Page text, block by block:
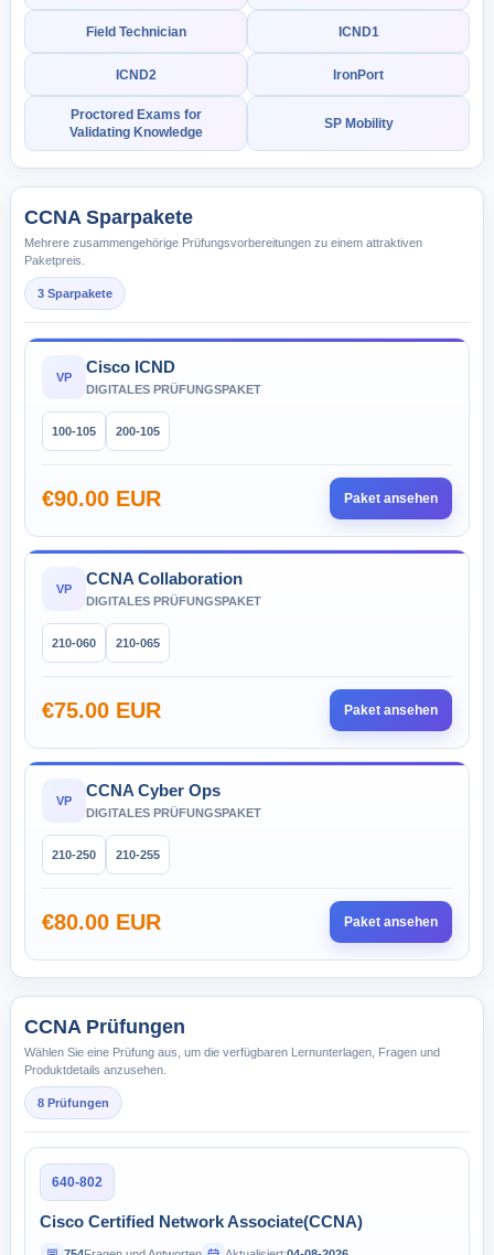
Field Technician ICND1
ICND2 IronPort
Proctored Exams for
Validating Knowledge
SP Mobility
CCNA Sparpakete
Mehrere zusammengehörige Prüfungsvorbereitungen zu einem attraktiven
Paketpreis.
3 Sparpakete
VP
Cisco ICND
DIGITALES PRÜFUNGSPAKET
100-105 200-105
€90.00 EUR Paket ansehen
VP
CCNA Collaboration
DIGITALES PRÜFUNGSPAKET
210-060 210-065
€75.00 EUR Paket ansehen
VP
CCNA Cyber Ops
DIGITALES PRÜFUNGSPAKET
210-250 210-255
€80.00 EUR Paket ansehen
CCNA Prüfungen
Wählen Sie eine Prüfung aus, um die verfügbaren Lernunterlagen, Fragen und
Produktdetails anzusehen.
8 Prüfungen
640-802
Cisco Certified Network Associate(CCNA)